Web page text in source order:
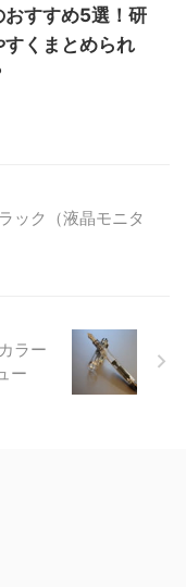
おすすめ5選！研
すくまとめられ
ック（液晶モニタ
ラー
ー